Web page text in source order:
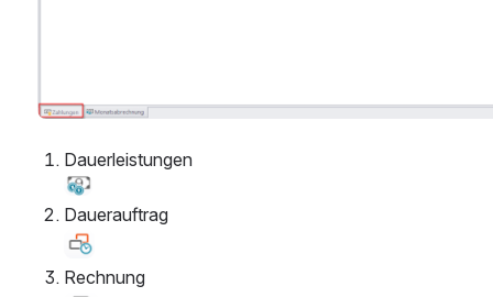
Dauerleistungen
Open
Dauerauftrag
Open
Rechnung